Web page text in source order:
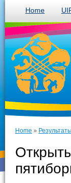
Home
Home »